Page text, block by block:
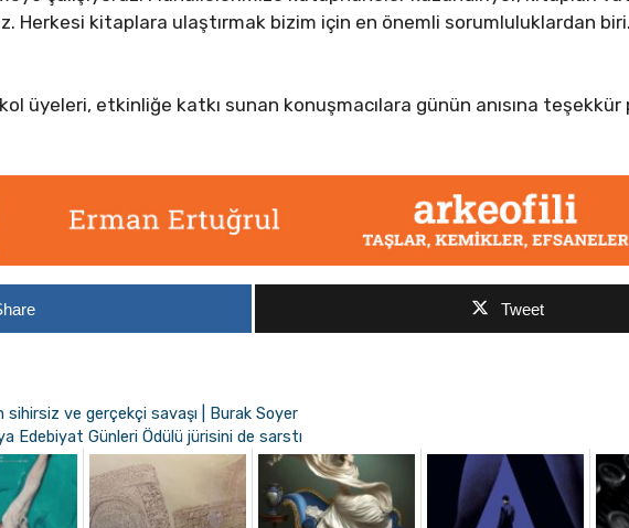
Herkesi kitaplara ulaştırmak bizim için en önemli sorumluluklardan
üyeleri, etkinliğe katkı sunan konuşmacılara günün anısına
Tweet
sihirsiz ve gerçekçi savaşı | Burak Soyer
Edebiyat Günleri Ödülü jürisini de sarstı